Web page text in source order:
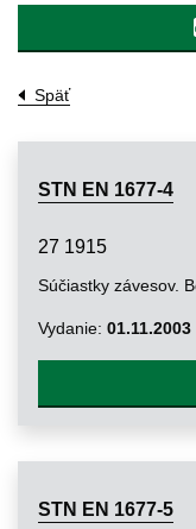
Späť
STN EN 1677-4
27 1915
Vydanie: 01.11.2003
STN EN 1677-5